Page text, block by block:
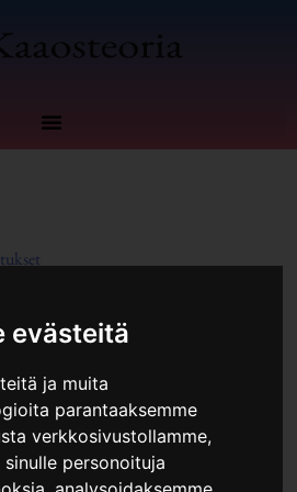
evästeitä
ja muita
parantaaksemme
verkkosivustollamme,
personoituja